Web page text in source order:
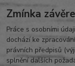
Zmínka
Práce s osobními
dochází ke
právních předpisů
splnění dalších